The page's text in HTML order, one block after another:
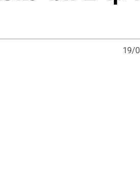
19/